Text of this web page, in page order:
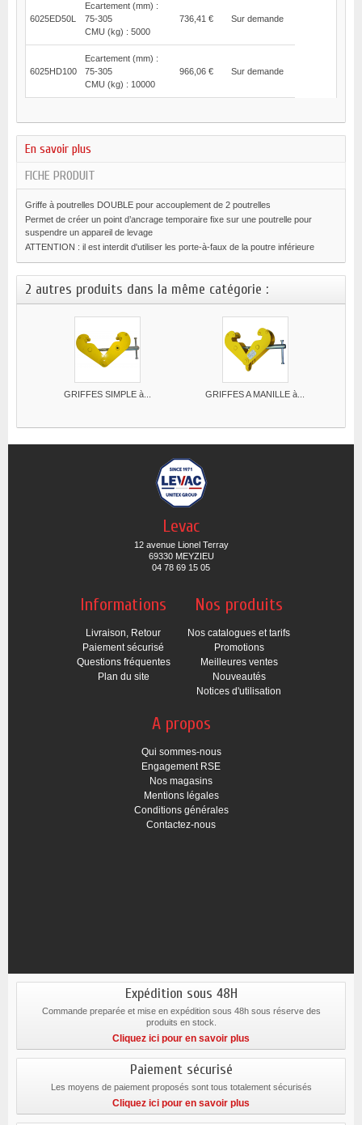
6025ED50L
Ecartement (mm) :
75-305
CMU (kg) : 5000
736,41 € Sur demande
6025HD100
Ecartement (mm) :
75-305
CMU (kg) : 10000
966,06 € Sur demande
En savoir plus
FICHE PRODUIT
Griffe à poutrelles DOUBLE pour accouplement de 2 poutrelles
Permet de créer un point d’ancrage temporaire fixe sur une poutrelle pour
suspendre un appareil de levage
ATTENTION : il est interdit d'utiliser les porte-à-faux de la poutre inférieure
2 autres produits dans la même catégorie :
GRIFFES SIMPLE à... GRIFFES A MANILLE à...
Levac
12 avenue Lionel Terray
69330 MEYZIEU
04 78 69 15 05
Informations
Livraison, Retour
Paiement sécurisé
Questions fréquentes
Plan du site
Nos produits
Nos catalogues et tarifs
Promotions
Meilleures ventes
Nouveautés
Notices d'utilisation
A propos
Qui sommes-nous
Engagement RSE
Nos magasins
Mentions légales
Conditions générales
Contactez-nous
Expédition sous 48H
Commande preparée et mise en expédition sous 48h sous réserve des
produits en stock.
Cliquez ici pour en savoir plus
Paiement sécurisé
Les moyens de paiement proposés sont tous totalement sécurisés
Cliquez ici pour en savoir plus